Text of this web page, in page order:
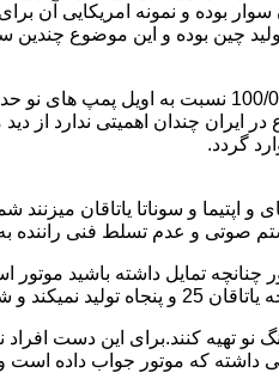
بوده و نمونه امریکایی آن
چین بوده و این موضوع
موضوع دوم اویل پمپ ضعیف این موتور است و
ایران چندان اهمیتی ندارد
گردد.
و سوناتا یاتاقان
صوتی و عدم تسلط فنی راننده
ممنوع کرده است.
میلنگ نو تهیه کنند.برای این
داشته که موتور جواب داده